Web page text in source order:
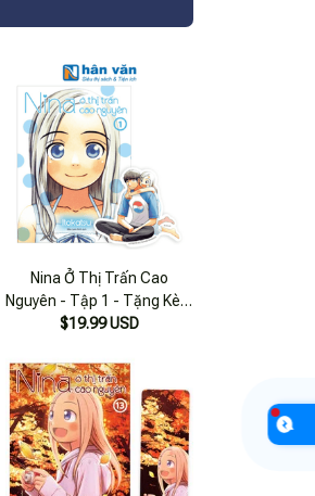
Nina Ở Thị Trấn Cao
Nguyên - Tập 1 - Tặng Kèm
Bookmark
$19.99 USD